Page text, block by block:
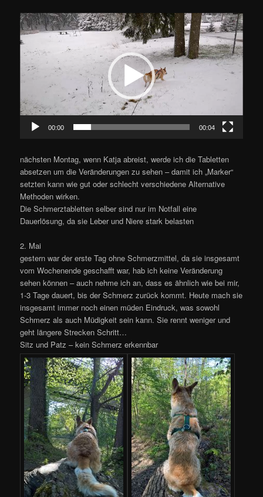
Video-
Player
00:00 00:04
nächsten Montag, wenn Katja abreist, werde ich die Tabletten
absetzen um die Veränderungen zu sehen – damit ich „Marker“
setzten kann wie gut oder schlecht verschiedene Alternative
Methoden wirken.
Die Schmerztabletten selber sind nur im Notfall eine
Dauerlösung, da sie Leber und Niere stark belasten
2. Mai
gestern war der erste Tag ohne Schmerzmittel, da sie insgesamt
vom Wochenende geschafft war, hab ich keine Veränderung
sehen können – auch nehme ich an, dass es ähnlich wie bei mir,
1-3 Tage dauert, bis der Schmerz zurück kommt. Heute mach sie
insgesamt immer noch einen müden Eindruck, was sowohl
Schmerz als auch Müdigkeit sein kann. Sie rennt weniger und
geht längere Strecken Schritt…
Sitz und Patz – kein Schmerz erkennbar